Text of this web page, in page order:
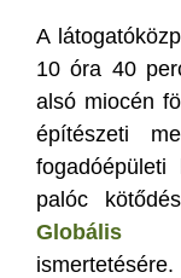
A
10 óra 40
alsó miocén
építészeti
palóc
Globális
ismertetésére.